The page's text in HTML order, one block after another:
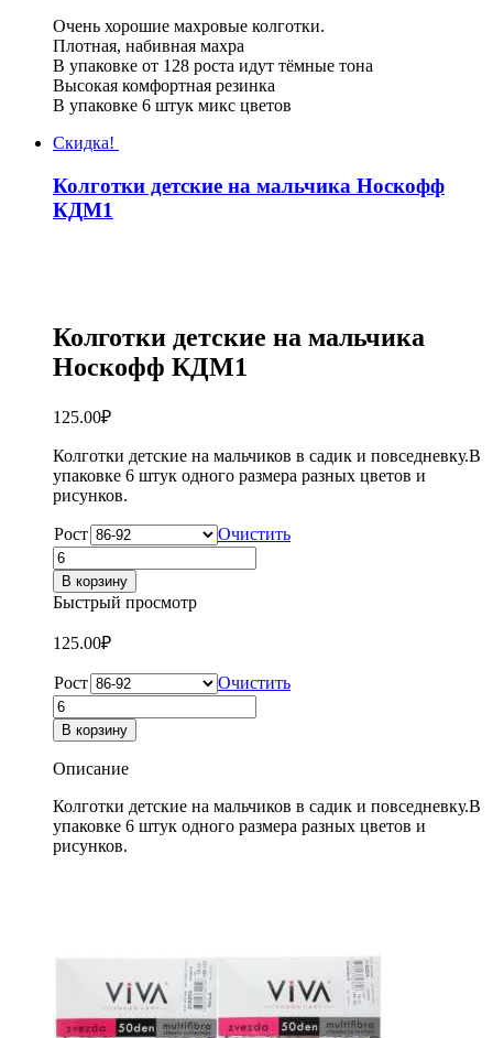
Зувэй
C-
3352
Очень хорошие махровые колготки.
Плотная, набивная махра
В упаковке от 128 роста идут тёмные тона
Высокая комфортная резинка
В упаковке 6 штук микс цветов
Скидка!
Колготки детские на мальчика Носкофф
КДМ1
Колготки детские на мальчика
Носкофф КДМ1
125.00₽
Колготки детские на мальчиков в садик и повседневку.В
упаковке 6 штук одного размера разных цветов и
рисунков.
Рост
Очистить
Количество
товара
Колготки
детские
на
мальчика
Носкофф
КДМ1
В корзину
Быстрый просмотр
125.00₽
Рост
Очистить
Количество
товара
Колготки
детские
мальчика
Носкофф
КДМ1
В корзину
Описание
Колготки детские на мальчиков в садик и повседневку.В
упаковке 6 штук одного размера разных цветов и
рисунков.